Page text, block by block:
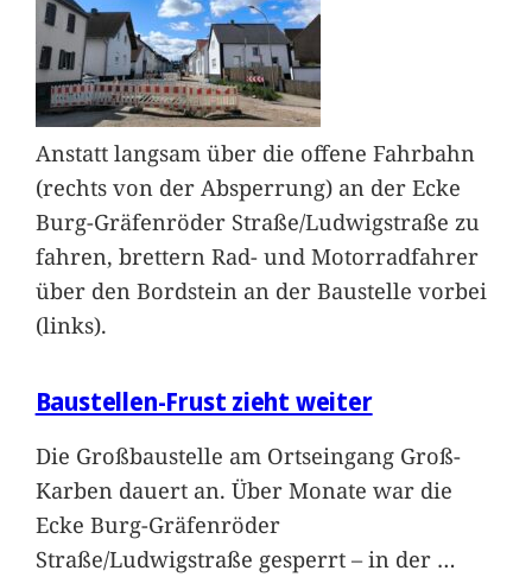
Anstatt langsam über die offene Fahrbahn
(rechts von der Absperrung) an der Ecke
Burg-Gräfenröder Straße/Ludwigstraße zu
fahren, brettern Rad- und Motorradfahrer
über den Bordstein an der Baustelle vorbei
(links).
Baustellen-Frust zieht weiter
Die Großbaustelle am Ortseingang Groß-
Karben dauert an. Über Monate war die
Ecke Burg-Gräfenröder
Straße/Ludwigstraße gesperrt – in der …